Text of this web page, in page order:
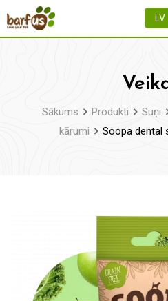
uz
LV
Sākums Produkti Suņi
kārumi
Soopa dental